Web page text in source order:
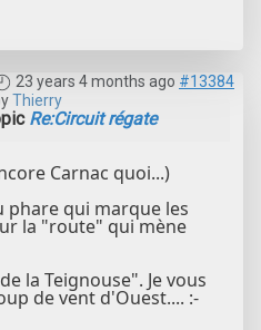
23 years 4 months ago #13384
Thierry
Re:Circuit régate
Carnac quoi...)
phare qui marque les
la "route" qui mène
la Teignouse". Je vous
de vent d'Ouest.... :-